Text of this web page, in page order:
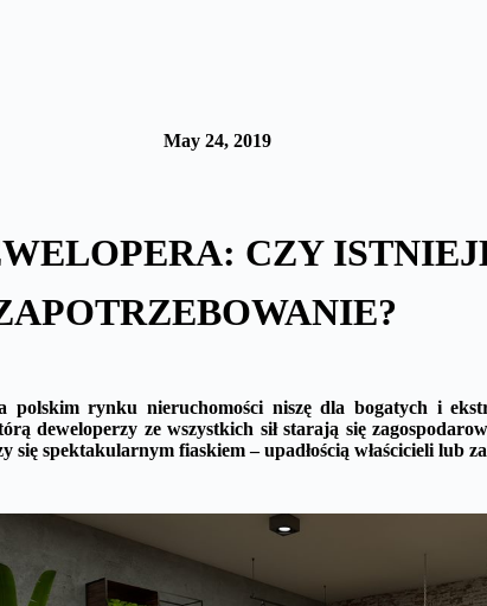
May 24, 2019
CZY
polskim rynku nieruchomości niszę dla bogatych i
deweloperzy ze wszystkich sił starają się
się spektakularnym fiaskiem – upadłością właścicieli lub